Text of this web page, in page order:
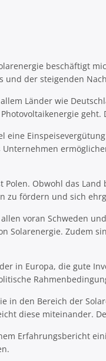
beschäftigt
und der steigenden
Länder wie
eine
Obwohl das
zu fördern und sich
voran Schweden
Solarenergie. Zudem
in Europa, die gute
in den Bereich der
diese miteinander.
Erfahrungsbericht